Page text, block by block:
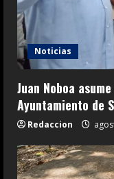
Noticias
Juan Noboa
Ayuntamiento de
Redaccion